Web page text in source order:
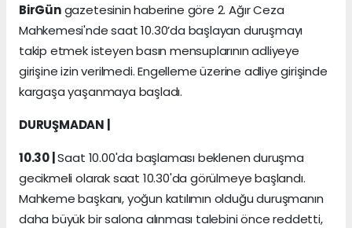
BirGüngazetesinin haberine göre 2. Ağır Ceza
Mahkemesi'nde saat 10.30’da başlayan duruşmayı
takip etmek isteyen basın mensuplarının adliyeye
girişine izin verilmedi. Engelleme üzerine adliye girişinde
kargaşa yaşanmaya başladı.
DURUŞMADAN |
10.30 |Saat 10.00'da başlaması beklenen duruşma
gecikmeli olarak saat 10.30'da görülmeye başlandı.
Mahkeme başkanı, yoğun katılımın olduğu duruşmanın
daha büyük bir salona alınması talebini önce reddetti,